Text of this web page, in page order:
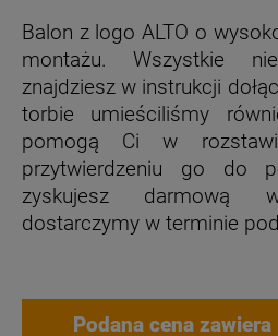
Balon z logo ALTO o
montażu. Wszystkie
znajdziesz w instrukcji
torbie umieściliśmy
pomogą Ci w
przytwierdzeniu go do
zyskujesz darmową
dostarczymy w terminie
Podana cena